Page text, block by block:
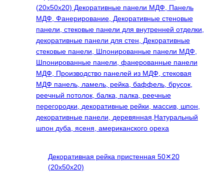
Опции
можно
выбрать
на
странице
товара.
Декоративная рейка пристенная 50✕20
(20х50х20)